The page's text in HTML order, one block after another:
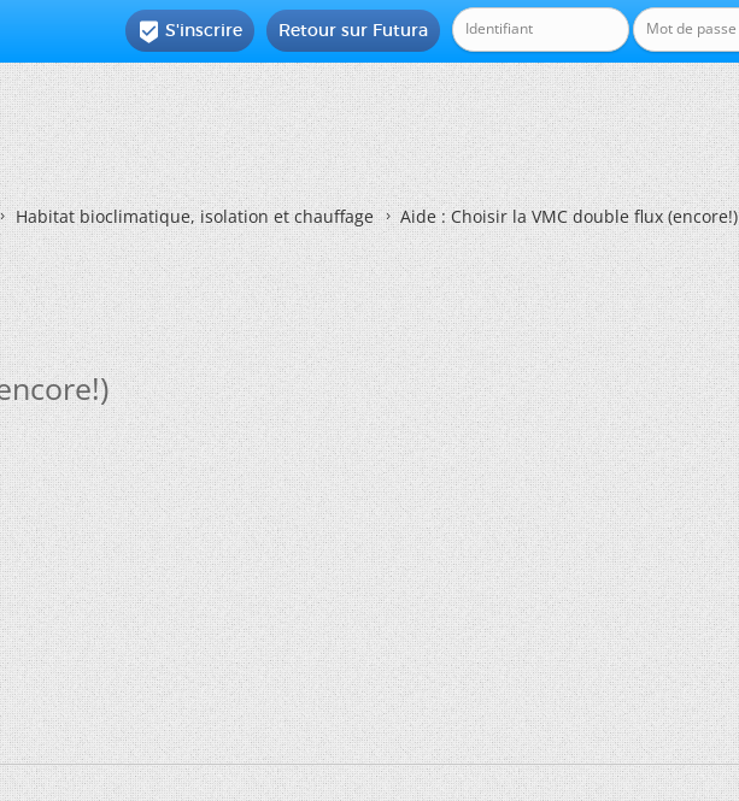
Retour sur Futura
 S'inscrire
Habitat bioclimatique, isolation et chauffage Aide : Choisir la VMC double flux (encore!)